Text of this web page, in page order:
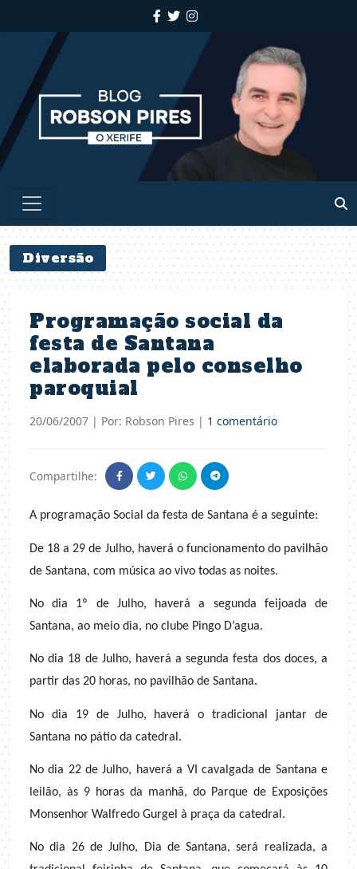
Diversão
Programação social da
festa de Santana
elaborada pelo conselho
paroquial
20/06/2007 | Por: Robson Pires | 1 comentário
Compartilhe:
A programação Social da festa de Santana é a seguinte:
De 18 a 29 de Julho, haverá o funcionamento do pavilhão
de Santana, com música ao vivo todas as noites.
No dia 1º de Julho, haverá a segunda feijoada de
Santana, ao meio dia, no clube Pingo D’agua.
No dia 18 de Julho, haverá a segunda festa dos doces, a
partir das 20 horas, no pavilhão de Santana.
No dia 19 de Julho, haverá o tradicional jantar de
Santana no pátio da catedral.
No dia 22 de Julho, haverá a VI cavalgada de Santana e
leilão, às 9 horas da manhã, do Parque de Exposições
Monsenhor Walfredo Gurgel à praça da catedral.
No dia 26 de Julho, Dia de Santana, será realizada, a